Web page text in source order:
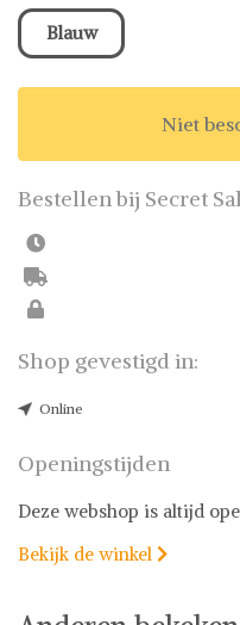
Blauw
Niet
Bestellen bij Secret
Shop gevestigd in:
Online
Openingstijden
Deze webshop is altijd
Bekijk de winkel 